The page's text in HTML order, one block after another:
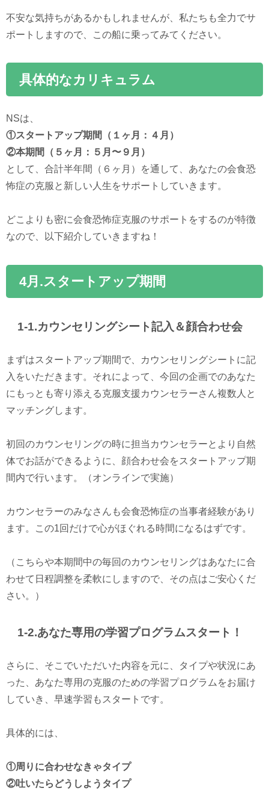
不安な気持ちがあるかもしれませんが、私たちも全力でサ
ポートしますので、この船に乗ってみてください。
具体的なカリキュラム
NSは、
①スタートアップ期間（１ヶ月：４月）
②本期間（５ヶ月：５月〜９月）
として、合計半年間（６ヶ月）を通して、あなたの会食恐
怖症の克服と新しい人生をサポートしていきます。
どこよりも密に会食恐怖症克服のサポートをするのが特徴
なので、以下紹介していきますね！
4月.スタートアップ期間
1-1.カウンセリングシート記入＆顔合わせ会
まずはスタートアップ期間で、カウンセリングシートに記
入をいただきます。それによって、今回の企画でのあなた
にもっとも寄り添える克服支援カウンセラーさん複数人と
マッチングします。
初回のカウンセリングの時に担当カウンセラーとより自然
体でお話ができるように、顔合わせ会をスタートアップ期
間内で行います。（オンラインで実施）
カウンセラーのみなさんも会食恐怖症の当事者経験があり
ます。この1回だけで心がほぐれる時間になるはずです。
（こちらや本期間中の毎回のカウンセリングはあなたに合
わせて日程調整を柔軟にしますので、その点はご安心くだ
さい。）
1-2.あなた専用の学習プログラムスタート！
さらに、そこでいただいた内容を元に、タイプや状況にあ
った、あなた専用の克服のための学習プログラムをお届け
していき、早速学習もスタートです。
具体的には、
①周りに合わせなきゃタイプ
②吐いたらどうしようタイプ